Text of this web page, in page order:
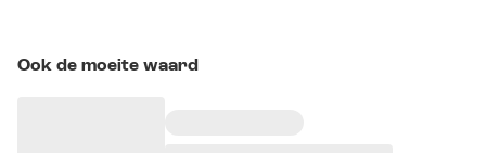
Ook de moeite waard